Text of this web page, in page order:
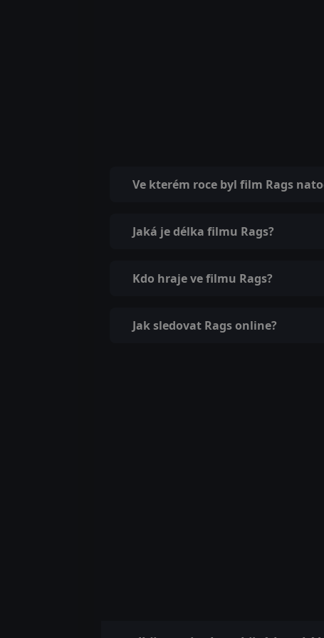
Ve kterém roce byl film Rags
Jaká je délka filmu Rags?
Kdo hraje ve filmu Rags?
Jak sledovat Rags online?